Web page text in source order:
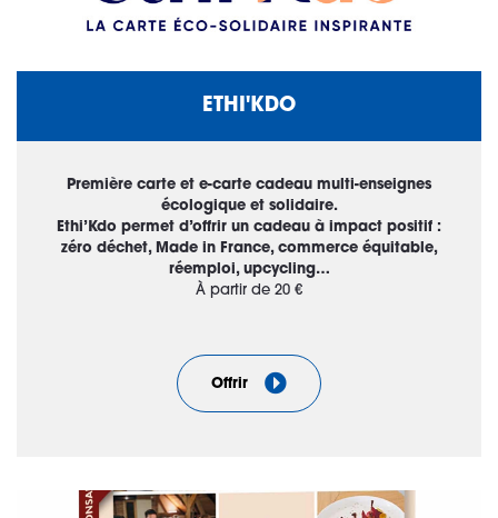
ETHI'KDO
Première carte et e-carte cadeau multi-enseignes
écologique et solidaire.
Ethi’Kdo permet d’offrir un cadeau à impact positif :
zéro déchet, Made in France, commerce équitable,
réemploi, upcycling…
À partir de 20 €
Offrir